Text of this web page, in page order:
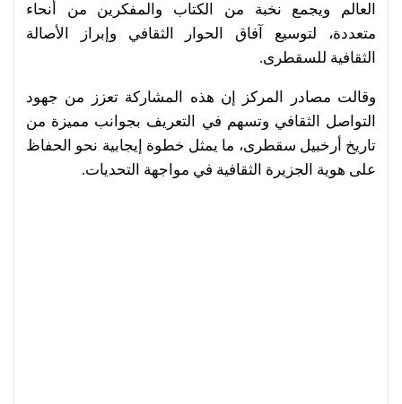
العالم ويجمع نخبة من الكتاب والمفكرين من أنحاء
متعددة، لتوسيع آفاق الحوار الثقافي وإبراز الأصالة
الثقافية للسقطرى.
وقالت مصادر المركز إن هذه المشاركة تعزز من جهود
التواصل الثقافي وتسهم في التعريف بجوانب مميزة من
تاريخ أرخبيل سقطرى، ما يمثل خطوة إيجابية نحو الحفاظ
على هوية الجزيرة الثقافية في مواجهة التحديات.